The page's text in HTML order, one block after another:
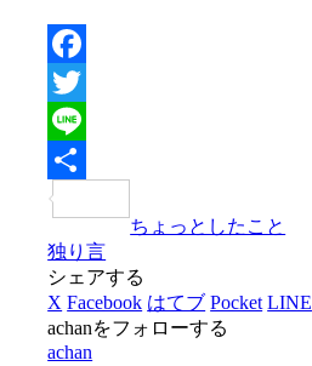
Facebook
Twitter
Line
有
ちょっとしたこと
独り言
シェアする
X Facebook はてブ Pocket LINE
achanをフォローする
achan